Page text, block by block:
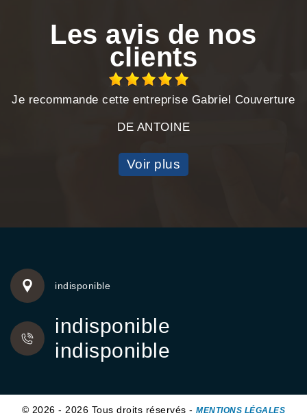
Les avis de nos
clients
Je recommande cette entreprise Gabriel Couverture
DE ANTOINE
Voir plus
indisponible
indisponible
indisponible
© 2026 - 2026 Tous droits réservés -MENTIONS LÉGALES